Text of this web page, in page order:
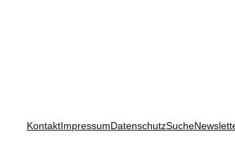
KontaktImpressumDatenschutzSuche